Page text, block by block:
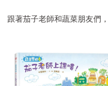
跟著茄子老師和蔬菜朋友們